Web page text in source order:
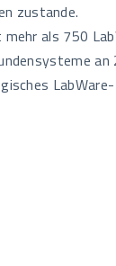
zustande.
als 750
an
LabWare-